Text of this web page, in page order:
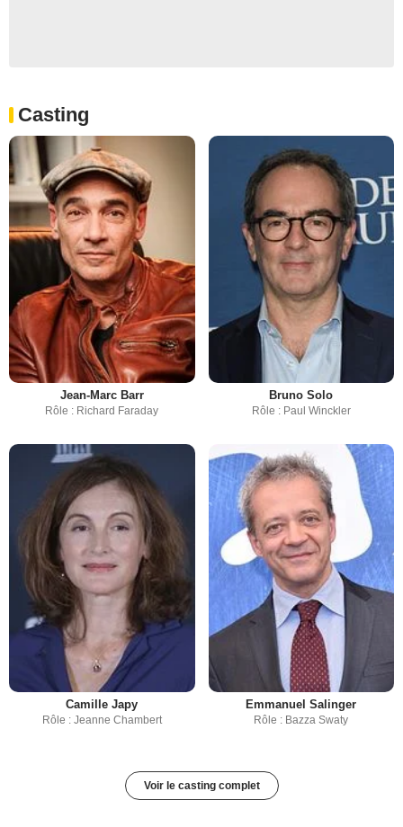
Casting
Jean-Marc Barr
Rôle : Richard Faraday
Bruno Solo
Rôle : Paul Winckler
Camille Japy
Rôle : Jeanne Chambert
Emmanuel Salinger
Rôle : Bazza Swaty
Voir le casting complet